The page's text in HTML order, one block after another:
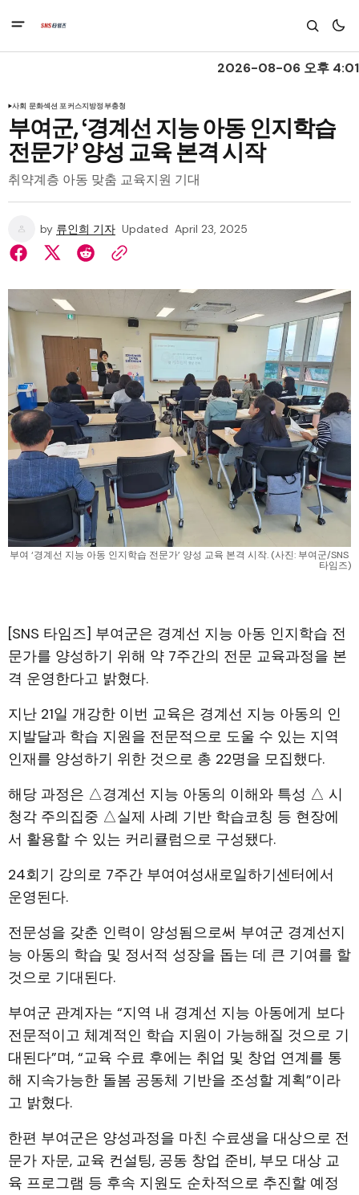
2026-08-06 오후 4:01
사회 문화섹션 포커스지방정부충청
부여군, ‘경계선 지능 아동 인지학습
전문가’ 양성 교육 본격 시작
취약계층 아동 맞춤 교육지원 기대
by 류인희 기자 Updated April 23, 2025
부여 ‘경계선 지능 아동 인지학습 전문가’ 양성 교육 본격 시작. (사진: 부여군/SNS
타임즈)
[SNS 타임즈] 부여군은 경계선 지능 아동 인지학습 전
문가를 양성하기 위해 약 7주간의 전문 교육과정을 본
격 운영한다고 밝혔다.
지난 21일 개강한 이번 교육은 경계선 지능 아동의 인
지발달과 학습 지원을 전문적으로 도울 수 있는 지역
인재를 양성하기 위한 것으로 총 22명을 모집했다.
해당 과정은 △경계선 지능 아동의 이해와 특성 △ 시
청각 주의집중 △실제 사례 기반 학습코칭 등 현장에
서 활용할 수 있는 커리큘럼으로 구성됐다.
24회기 강의로 7주간 부여여성새로일하기센터에서
운영된다.
전문성을 갖춘 인력이 양성됨으로써 부여군 경계선지
능 아동의 학습 및 정서적 성장을 돕는 데 큰 기여를 할
것으로 기대된다.
부여군 관계자는 “지역 내 경계선 지능 아동에게 보다
전문적이고 체계적인 학습 지원이 가능해질 것으로 기
대된다”며, “교육 수료 후에는 취업 및 창업 연계를 통
해 지속가능한 돌봄 공동체 기반을 조성할 계획”이라
고 밝혔다.
한편 부여군은 양성과정을 마친 수료생을 대상으로 전
문가 자문, 교육 컨설팅, 공동 창업 준비, 부모 대상 교
육 프로그램 등 후속 지원도 순차적으로 추진할 예정